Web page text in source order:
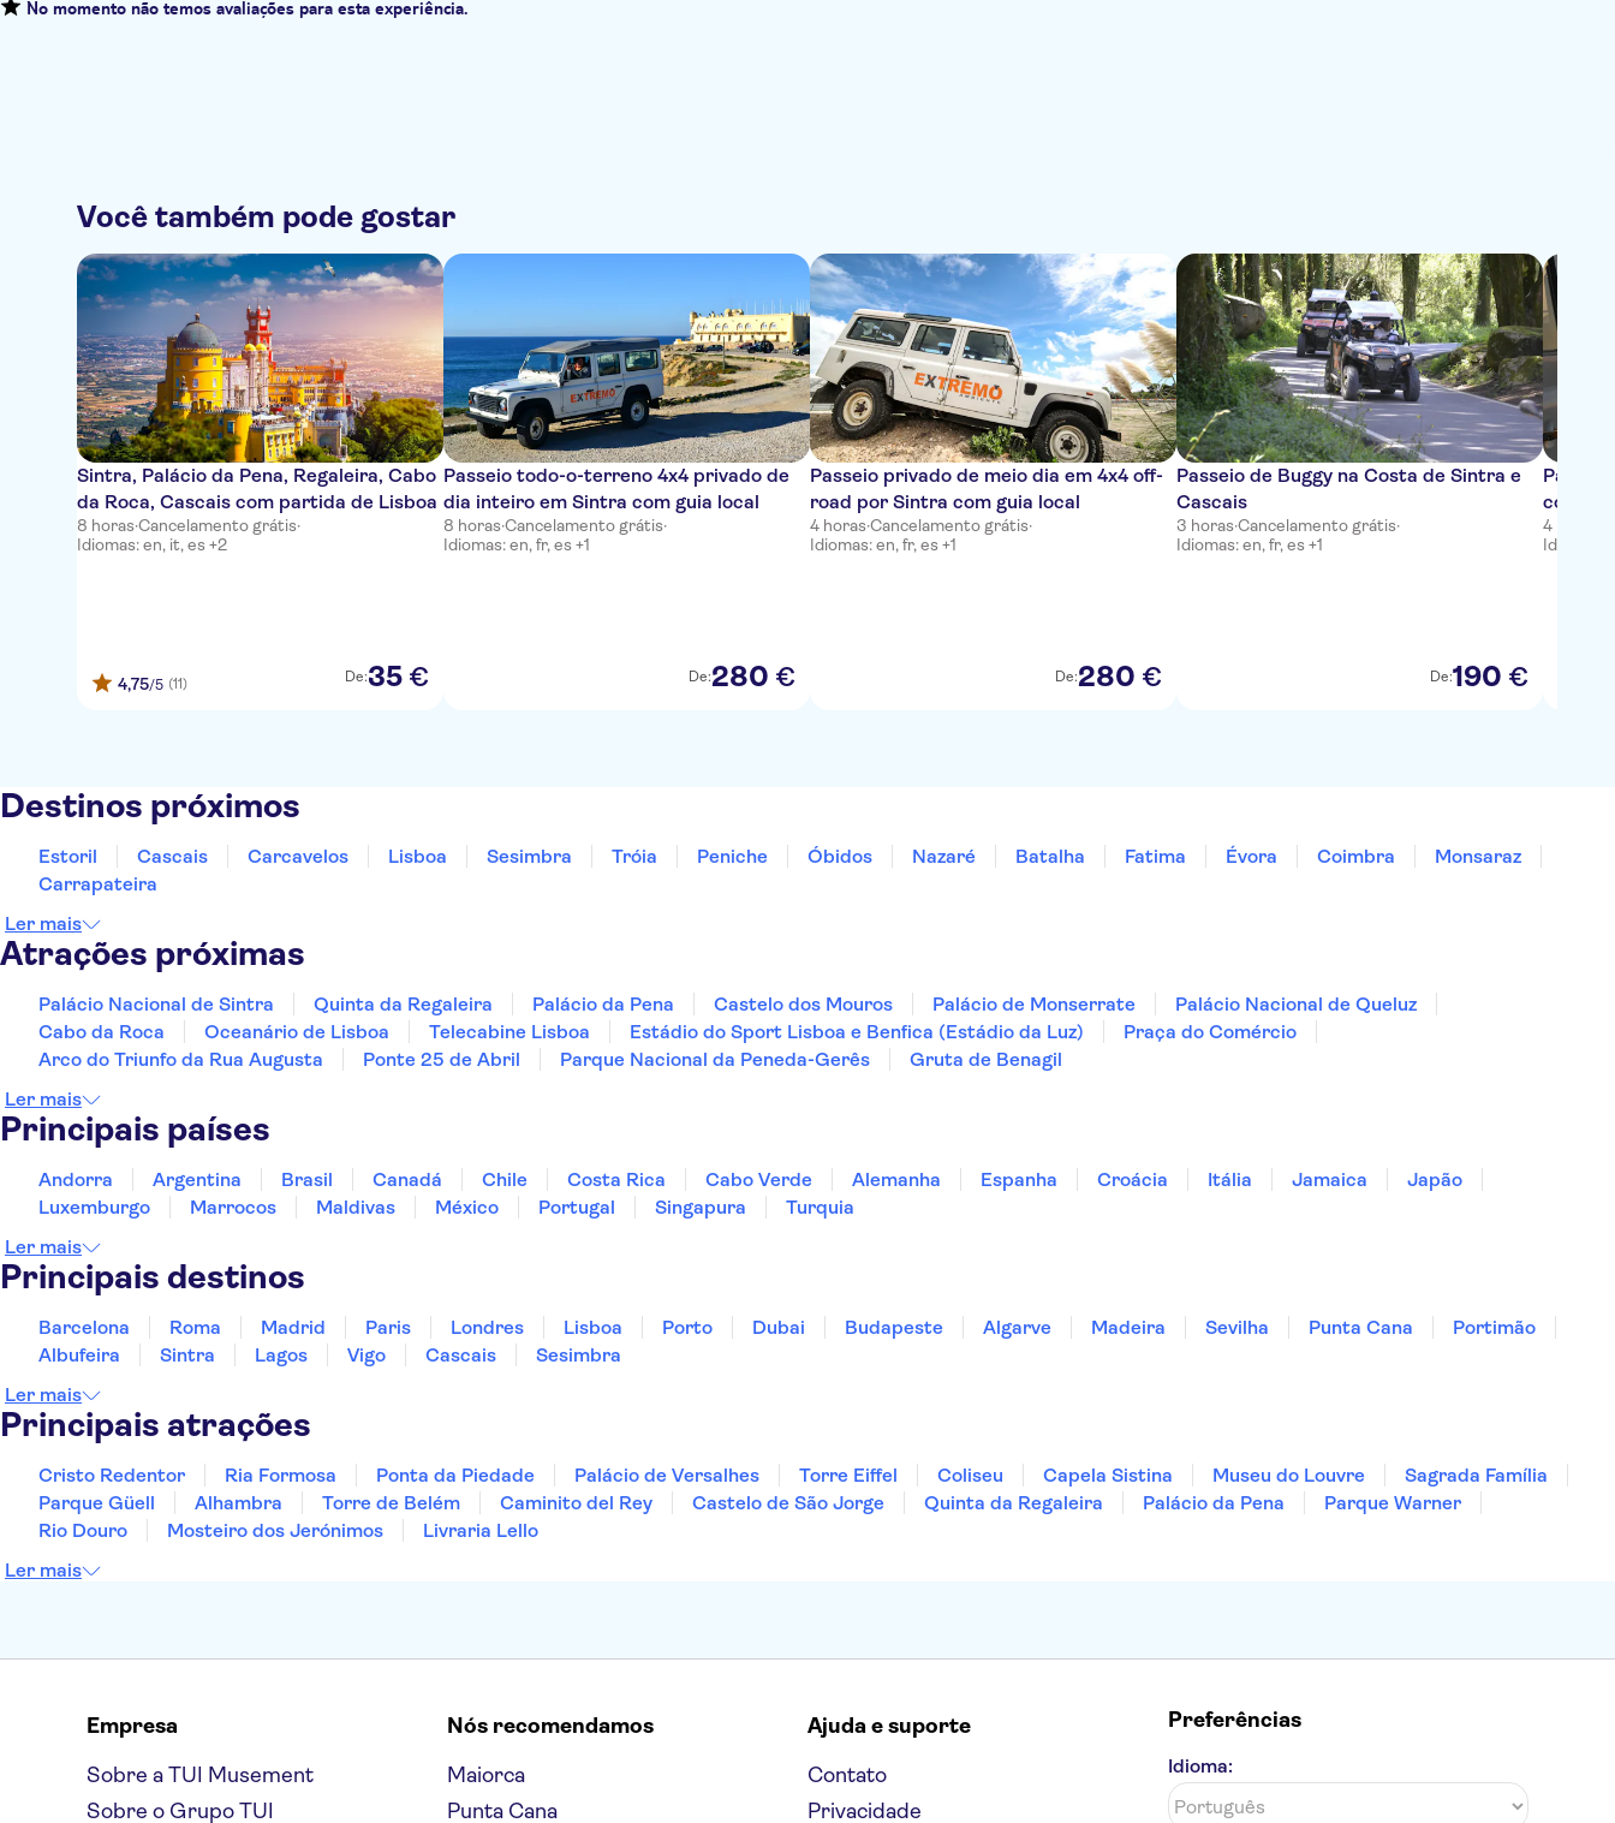
No momento não temos avaliações para esta experiência.
Você também pode gostar
Sintra, Palácio da Pena, Regaleira, Cabo
da Roca, Cascais com partida de Lisboa
8 horas·Cancelamento grátis·
Idiomas: en, it, es +2
4,75/5 (11) De:35 €
Passeio todo-o-terreno 4x4 privado de
dia inteiro em Sintra com guia local
8 horas·Cancelamento grátis·
Idiomas: en, fr, es +1
De:280 €
Passeio privado de meio dia em 4x4 off-
road por Sintra com guia local
4 horas·Cancelamento grátis·
Idiomas: en, fr, es +1
De:280 €
Passeio de Buggy na Costa de Sintra e
Cascais
3 horas·Cancelamento grátis·
Idiomas: en, fr, es +1
De:190 €
com
4 horas
Idiomas:
Destinos próximos
Estoril Cascais Carcavelos Lisboa Sesimbra Tróia Peniche Óbidos Nazaré Batalha Fatima Évora Coimbra
Monsaraz
Carrapateira
Ler mais
Atrações próximas
Palácio Nacional de Sintra Quinta da Regaleira Palácio da Pena Castelo dos Mouros Palácio de Monserrate
Palácio Nacional de Queluz
Cabo da Roca
Oceanário de Lisboa Telecabine Lisboa Estádio do Sport Lisboa e Benfica (Estádio da Luz)
Praça do Comércio
Arco do Triunfo da Rua Augusta
Ponte 25 de Abril Parque Nacional da Peneda-Gerês
Gruta de Benagil
Ler mais
Principais países
Andorra Argentina Brasil Canadá Chile Costa Rica Cabo Verde Alemanha Espanha Croácia Itália Jamaica
Japão
Luxemburgo
Marrocos Maldivas México Portugal Singapura
Turquia
Ler mais
Principais destinos
Barcelona Roma Madrid Paris Londres Lisboa Porto Dubai Budapeste Algarve Madeira Sevilha Punta Cana
Portimão
Albufeira
Sintra Lagos Vigo Cascais
Sesimbra
Ler mais
Principais atrações
Cristo Redentor Ria Formosa Ponta da Piedade Palácio de Versalhes Torre Eiffel Coliseu Capela Sistina Museu do Louvre
Sagrada Família
Parque Güell
Alhambra Torre de Belém Caminito del Rey Castelo de São Jorge Quinta da Regaleira Palácio da Pena
Parque Warner
Rio Douro
Mosteiro dos Jerónimos
Livraria Lello
Ler mais
Empresa
Sobre a TUI Musement
Sobre o Grupo TUI
Nós recomendamos
Maiorca
Punta Cana
Ajuda e suporte
Contato
Privacidade
Preferências
Idioma: